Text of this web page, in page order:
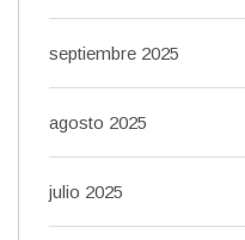
septiembre 2025
agosto 2025
julio 2025